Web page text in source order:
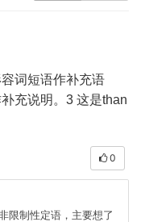
词短语作补充语
充说明。 3 这是than
0
限制性定语，主要想了